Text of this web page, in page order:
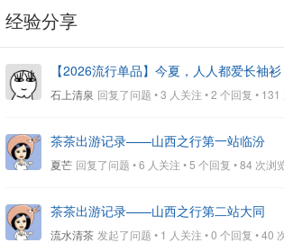
经验分享
【2026流行单品】今夏，人人都爱长袖衫
石上清泉 回复了问题 • 3 人关注 • 2 个回复 •
茶茶出游记录——山西之行第一站临汾
夏芒 回复了问题 • 6 人关注 • 5 个回复 • 84 次
茶茶出游记录——山西之行第二站大同
流水清茶 发起了问题 • 1 人关注 • 0 个回复 • 40